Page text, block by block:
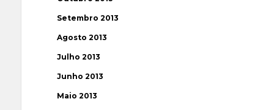
Setembro 2013
Agosto 2013
Julho 2013
Junho 2013
Maio 2013